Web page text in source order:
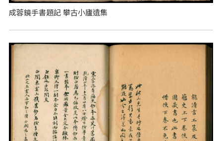
成蓉鏡手書題記 攀古小廬遺集